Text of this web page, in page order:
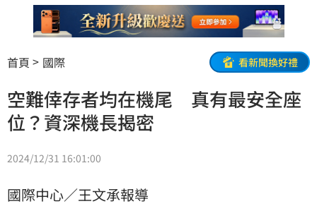
首頁 國際 看新聞換好禮
空難倖存者均在機尾 真有最安全座
位？資深機長揭密
2024/12/31 16:01:00
國際中心／王文承報導